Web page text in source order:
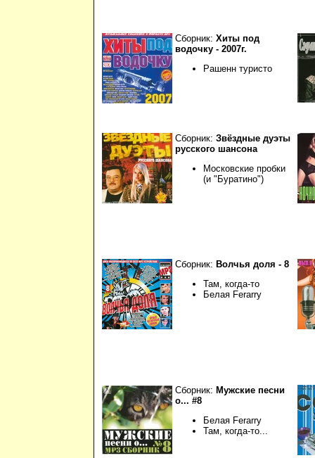
Сборник: Хиты под
водочку - 2007г.
Рашенн туристо
Сборник: Звёздные дуэты
русского шансона
Московские пробки
(и "Буратино")
Сборник: Волчья доля - 8
Там, когда-то
Белая Ferarry
Сборник: Мужские песни
о... #8
Белая Ferarry
Там, когда-то...